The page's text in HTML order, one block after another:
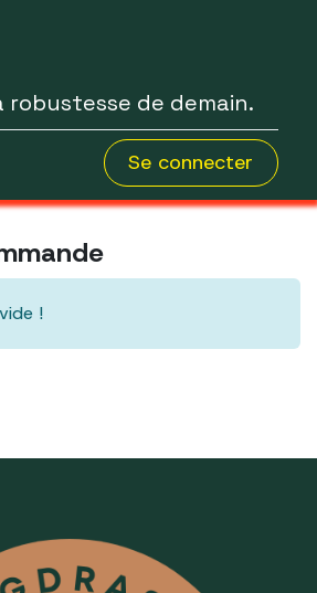
robustesse de demain.
Se connecter
!